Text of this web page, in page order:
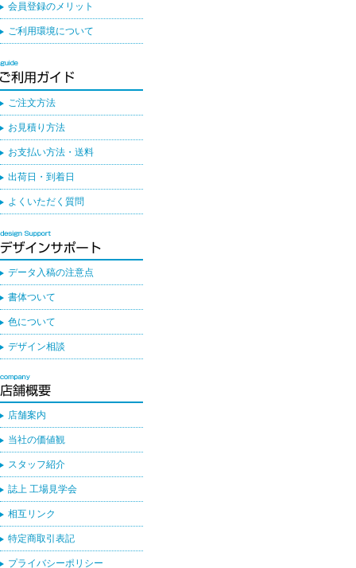
会員登録のメリット
ご利用環境について
ご注文方法
お見積り方法
お支払い方法・送料
出荷日・到着日
よくいただく質問
データ入稿の注意点
書体ついて
色について
デザイン相談
店舗案内
当社の価値観
スタッフ紹介
誌上 工場見学会
相互リンク
特定商取引表記
プライバシーポリシー